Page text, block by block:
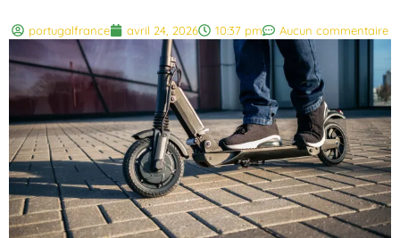
portugalfrance avril 24, 2026 10:37 pm Aucun commentaire